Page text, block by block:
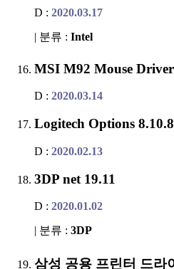
D : 2020.03.17
| 분류 : Intel
MSI M92 Mouse
D : 2020.03.14
Logitech Options
D : 2020.02.13
3DP net 19.11
D : 2020.01.02
| 분류 : 3DP
삼성 공용 프린터 드라